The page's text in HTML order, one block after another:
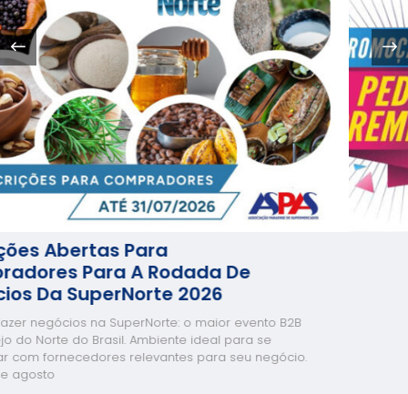
Premiação Destinada A Estimular A
Realização De Negócios Na Feira
CERTIFICADO DE AUTORIZAÇÃO SPA/ME N° 06.050756/2026
BAIXE AQUI O REGULAMENTO
4 DE AGOSTO DE 2026